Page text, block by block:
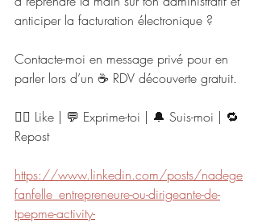
anticiper la facturation électronique ?
Contacte-moi en message privé pour en
parler lors d’un ☕ RDV découverte gratuit.
👍🏻 Like | 💬 Exprime-toi | 🔔 Suis-moi | 🔁
Repost
https://www.linkedin.com/posts/nadege
fanfelle_entrepreneure-ou-dirigeante-de-
tpepme-activity-